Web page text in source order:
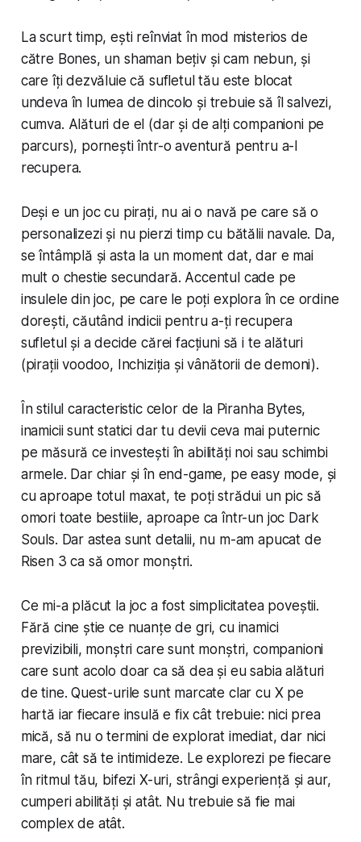
La scurt timp, ești reînviat în mod misterios de
către Bones, un shaman bețiv și cam nebun, și
care îți dezvăluie că sufletul tău este blocat
undeva în lumea de dincolo și trebuie să îl salvezi,
cumva. Alături de el (dar și de alți companioni pe
parcurs), pornești într-o aventură pentru a-l
recupera.
Deși e un joc cu pirați, nu ai o navă pe care să o
personalizezi și nu pierzi timp cu bătălii navale. Da,
se întâmplă și asta la un moment dat, dar e mai
mult o chestie secundară. Accentul cade pe
insulele din joc, pe care le poți explora în ce ordine
dorești, căutând indicii pentru a-ți recupera
sufletul și a decide cărei facțiuni să i te alături
(pirații voodoo, Inchiziția și vânătorii de demoni).
În stilul caracteristic celor de la Piranha Bytes,
inamicii sunt statici dar tu devii ceva mai puternic
pe măsură ce investești în abilități noi sau schimbi
armele. Dar chiar și în end-game, pe easy mode, și
cu aproape totul maxat, te poți strădui un pic să
omori toate bestiile, aproape ca într-un joc Dark
Souls. Dar astea sunt detalii, nu m-am apucat de
Risen 3 ca să omor monștri.
Ce mi-a plăcut la joc a fost simplicitatea poveștii.
Fără cine știe ce nuanțe de gri, cu inamici
previzibili, monștri care sunt monștri, companioni
care sunt acolo doar ca să dea și eu sabia alături
de tine. Quest-urile sunt marcate clar cu X pe
hartă iar fiecare insulă e fix cât trebuie: nici prea
mică, să nu o termini de explorat imediat, dar nici
mare, cât să te intimideze. Le explorezi pe fiecare
în ritmul tău, bifezi X-uri, strângi experiență și aur,
cumperi abilități și atât. Nu trebuie să fie mai
complex de atât.